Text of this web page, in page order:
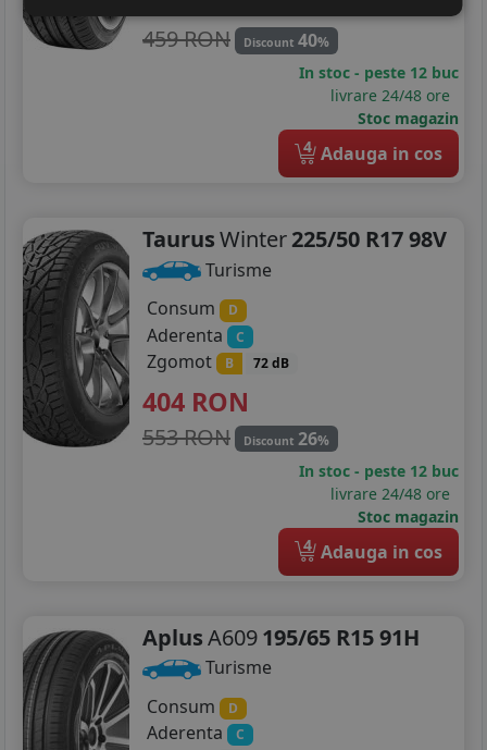
459 RON Discount 40%
In stoc - peste 12 buc
livrare 24/48 ore
Stoc magazin
4 Adauga in cos
TaurusWinter225/50 R17 98V
Turisme
Consum
D
Aderenta C
Zgomot B 72 dB
404 RON
553 RON Discount 26%
In stoc - peste 12 buc
livrare 24/48 ore
Stoc magazin
4 Adauga in cos
AplusA609195/65 R15 91H
Turisme
Consum
D
Aderenta C